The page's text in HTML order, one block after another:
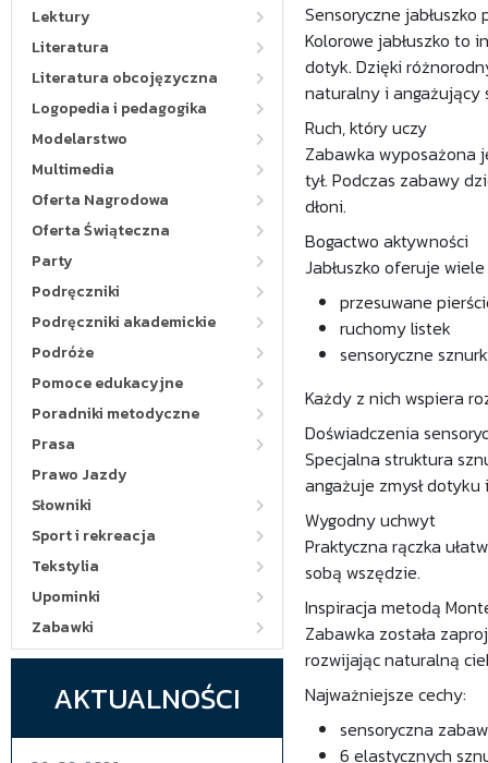
Lektury
Literatura
Literatura obcojęzyczna
Logopedia i pedagogika
Modelarstwo
Multimedia
Oferta Nagrodowa
Oferta Świąteczna
Party
Podręczniki
Podręczniki akademickie
Podróże
Pomoce edukacyjne
Poradniki metodyczne
Prasa
Prawo Jazdy
Słowniki
Sport i rekreacja
Tekstylia
Upominki
Zabawki
AKTUALNOŚCI
Sensoryczne jabłuszko
Kolorowe jabłuszko to
dotyk. Dzięki
naturalny i angażujący
Ruch, który uczy
Zabawka wyposażona
tył. Podczas zabawy
dłoni.
Bogactwo aktywności
Jabłuszko oferuje
przesuwane
ruchomy listek
sensoryczne
Każdy z nich wspiera
Doświadczenia
Specjalna struktura
angażuje zmysł dotyku
Wygodny uchwyt
Praktyczna rączka
sobą wszędzie.
Inspiracja metodą
Zabawka została
rozwijając naturalną
Najważniejsze cechy:
sensoryczna
6 elastycznych